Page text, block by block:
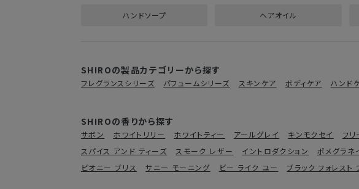
ハンドソープ ヘアオイル
SHIROの製品カテゴリーから探す
フレグランスシリーズ パフュームシリーズ スキンケア ボディケア ハンド
SHIROの香りから探す
サボン ホワイトリリー ホワイトティー アールグレイ キンモクセイ フリ
スパイス アンド ティーズ
スモーク レザー イントロダクション ポメグラネ
ピオニー ブリス
サニー モーニング ビー ライク ユー ブラック フォレスト